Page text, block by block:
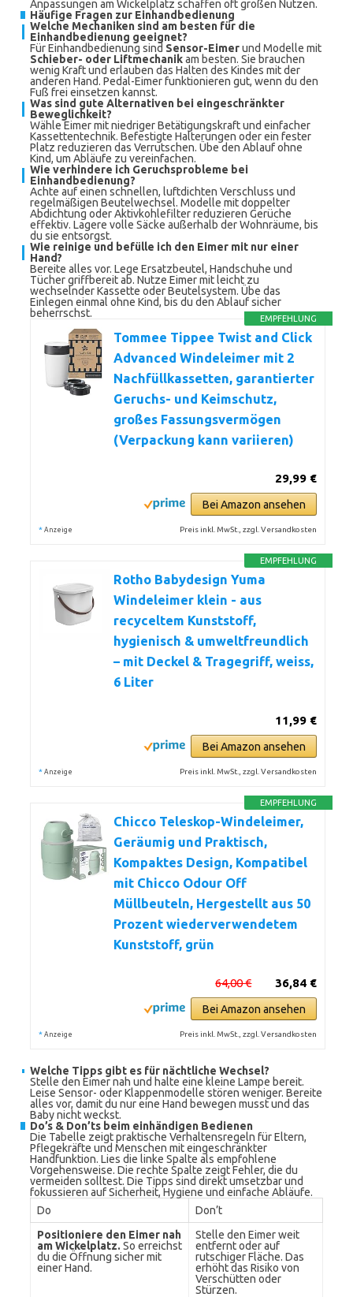
Anpassungen am Wickelplatz schaffen oft großen Nutzen.
Häufige Fragen zur Einhandbedienung
Welche Mechaniken sind am besten für die
Einhandbedienung geeignet?
Für Einhandbedienung sind Sensor-Eimerund Modelle mit
Schieber- oder Liftmechanikam besten. Sie brauchen
wenig Kraft und erlauben das Halten des Kindes mit der
anderen Hand. Pedal-Eimer funktionieren gut, wenn du den
Fuß frei einsetzen kannst.
Was sind gute Alternativen bei eingeschränkter
Beweglichkeit?
Wähle Eimer mit niedriger Betätigungskraft und einfacher
Kassettentechnik. Befestigte Halterungen oder ein fester
Platz reduzieren das Verrutschen. Übe den Ablauf ohne
Kind, um Abläufe zu vereinfachen.
Wie verhindere ich Geruchsprobleme bei
Einhandbedienung?
Achte auf einen schnellen, luftdichten Verschluss und
regelmäßigen Beutelwechsel. Modelle mit doppelter
Abdichtung oder Aktivkohlefilter reduzieren Gerüche
effektiv. Lagere volle Säcke außerhalb der Wohnräume, bis
du sie entsorgst.
Wie reinige und befülle ich den Eimer mit nur einer
Hand?
Bereite alles vor. Lege Ersatzbeutel, Handschuhe und
Tücher griffbereit ab. Nutze Eimer mit leicht zu
wechselnder Kassette oder Beutelsystem. Übe das
Einlegen einmal ohne Kind, bis du den Ablauf sicher
beherrschst.
EMPFEHLUNG
Tommee Tippee Twist and Click
Advanced Windeleimer mit 2
Nachfüllkassetten, garantierter
Geruchs- und Keimschutz,
großes Fassungsvermögen
(Verpackung kann variieren)
29,99 €
Bei Amazon ansehen
* Anzeige Preis inkl. MwSt., zzgl. Versandkosten
EMPFEHLUNG
Rotho Babydesign Yuma
Windeleimer klein - aus
recyceltem Kunststoff,
hygienisch & umweltfreundlich
– mit Deckel & Tragegriff, weiss,
6 Liter
11,99 €
Bei Amazon ansehen
* Anzeige Preis inkl. MwSt., zzgl. Versandkosten
EMPFEHLUNG
Chicco Teleskop-Windeleimer,
Geräumig und Praktisch,
Kompaktes Design, Kompatibel
mit Chicco Odour Off
Müllbeuteln, Hergestellt aus 50
Prozent wiederverwendetem
Kunststoff, grün
36,84 €
64,00 €
Bei Amazon ansehen
* Anzeige Preis inkl. MwSt., zzgl. Versandkosten
Welche Tipps gibt es für nächtliche Wechsel?
Stelle den Eimer nah und halte eine kleine Lampe bereit.
Leise Sensor- oder Klappenmodelle stören weniger. Bereite
alles vor, damit du nur eine Hand bewegen musst und das
Baby nicht weckst.
Do’s & Don’ts beim einhändigen Bedienen
Die Tabelle zeigt praktische Verhaltensregeln für Eltern,
Pflegekräfte und Menschen mit eingeschränkter
Handfunktion. Lies die linke Spalte als empfohlene
Vorgehensweise. Die rechte Spalte zeigt Fehler, die du
vermeiden solltest. Die Tipps sind direkt umsetzbar und
fokussieren auf Sicherheit, Hygiene und einfache Abläufe.
Do
Don’t
Positioniere den Eimer nah
am Wickelplatz. So erreichst
du die Öffnung sicher mit
einer Hand.
Stelle den Eimer weit
entfernt oder auf
rutschiger Fläche. Das
erhöht das Risiko von
Verschütten oder
Stürzen.